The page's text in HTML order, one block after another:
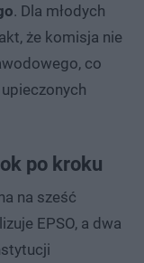
. Dla młodych
że komisja nie
co
po kroku
na sześć
EPSO, a dwa